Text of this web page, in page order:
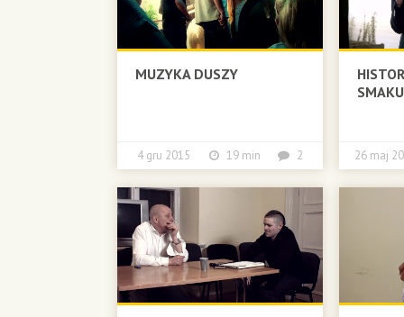
MUZYKA DUSZY
4 gru 2015 19 min 2 26 maj